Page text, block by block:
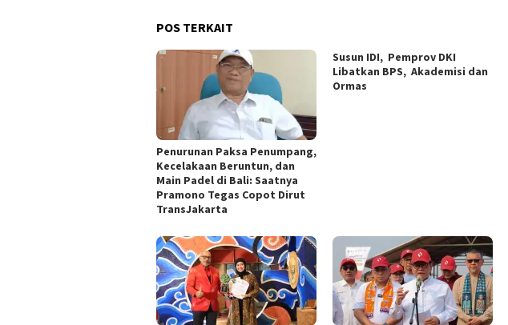
POS TERKAIT
Penurunan Paksa Penumpang,
Kecelakaan Beruntun, dan
Main Padel di Bali: Saatnya
Pramono Tegas Copot Dirut
TransJakarta
Susun IDI, Pemprov DKI
Libatkan BPS, Akademisi dan
Ormas